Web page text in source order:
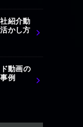
紹介動
かし方
動画の
例